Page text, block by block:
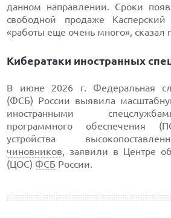
данном направлении. Сроки
свободной продаже
«работы еще очень много», сказал
Кибератаки иностранных
В июне 2026 г. Федеральная
(ФСБ) России выявила
иностранными
программного обеспечения
устройства
чиновников, заявили в Центре
(ЦОС) ФСБ России.